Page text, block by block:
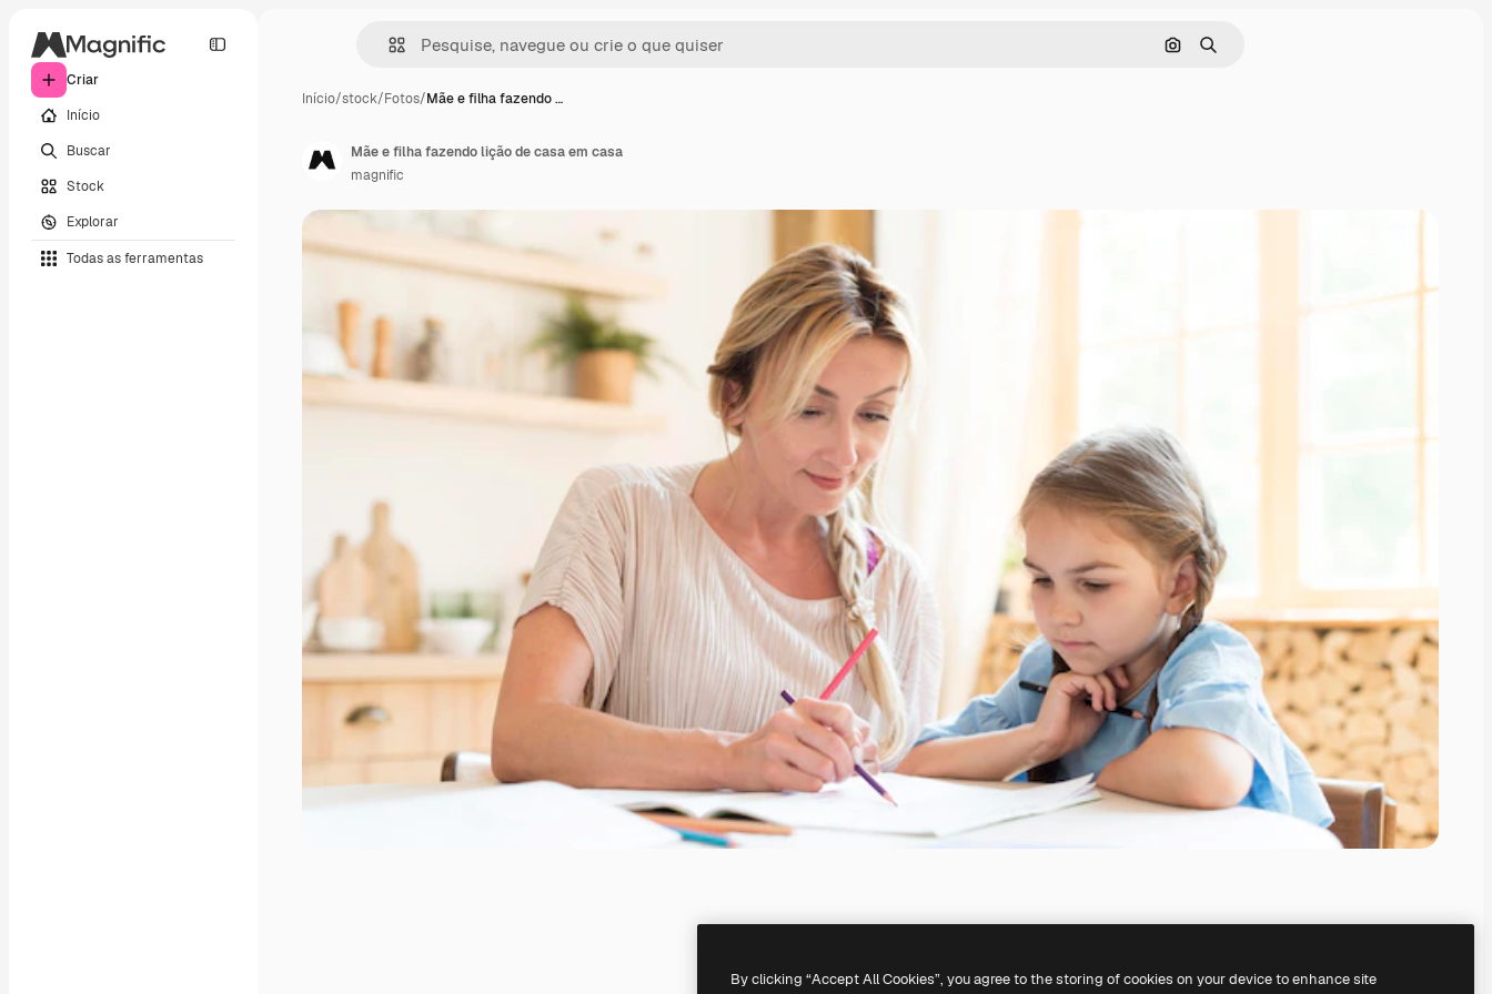
Criar
Início
Buscar
Stock
Explorar
Todas as ferramentas
Pesquisar por imagem
Buscar
Início/stock/Fotos/Mãe e filha fazendo …
Mãe e filha fazendo lição de casa em casa
magnific
By clicking “Accept All Cookies”, you agree to the storing of cookies on your device to enhance site